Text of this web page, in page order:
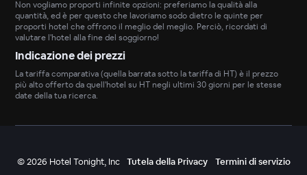
Non vogliamo proporti infinite opzioni: preferiamo la qualità alla
quantità, ed è per questo che lavoriamo sodo dietro le quinte per
proporti hotel che offrono il meglio del meglio. Perciò, ricordati di
valutare l'hotel alla fine del soggiorno!
Indicazione dei prezzi
La tariffa comparativa (quella barrata sotto la tariffa di HT) è il prezzo
più alto offerto da quell'hotel su HT negli ultimi 30 giorni per le stesse
date della tua ricerca.
©2026 Hotel Tonight, Inc Tutela della Privacy Termini di servizio